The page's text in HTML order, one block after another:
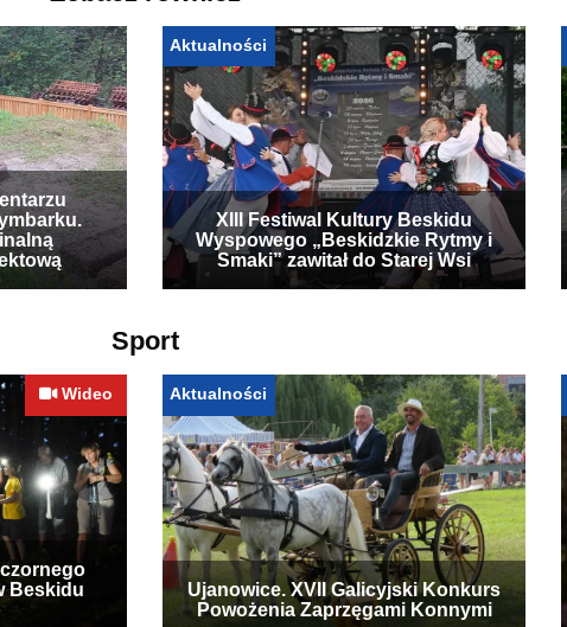
Aktualności
XIII Festiwal Kultury Beskidu
Wyspowego „Beskidzkie Rytmy i
Smaki” zawitał do Starej Wsi
Sport
Wideo
Beskidu
Aktualności
Ujanowice. XVII Galicyjski Konkurs
Powożenia Zaprzęgami Konnymi